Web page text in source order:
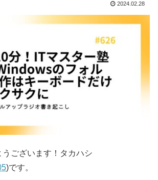
2024.02.28
ございます！タカハシ
)です。